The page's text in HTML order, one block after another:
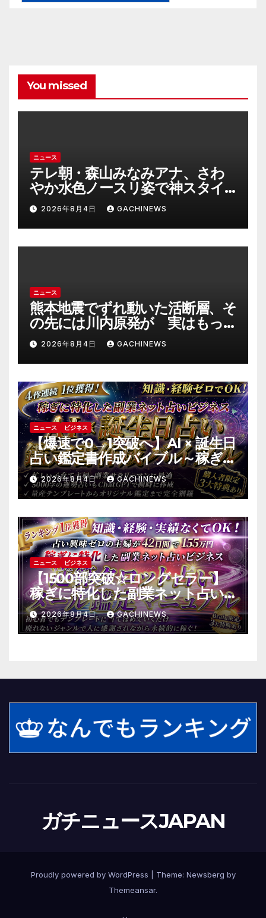
You missed
ニュース
テレ朝・森山みなみアナ、さわ
やか水色ノースリ姿で神スタイ
ル炸裂 「爽やかで可愛い」「最
上級にお似合い」(J-CASTニュー
ス)
2026年8月4日 GACHINEWS
ニュース
熊本地震でずれ動いた活断層、そ
の先には川内原発が 実はもっ
とヤバい事態を起こしそうなリ
スクも(J-CASTニュース)
2026年8月4日 GACHINEWS
ニュース ビジネス
【爆速で0→1突破へ】AI × 誕生日
占い鑑定書作成バイブル～稼ぎ
に特化した副業ネット占いビジ
ネス
2026年8月4日 GACHINEWS
ニュース ビジネス
【1500部突破☆ロングセラー】
稼ぎに特化した副業ネット占い
のバイブル～逆算タロット占い
メール鑑定マニュアル～
2026年8月4日 GACHINEWS
ガチニュースJAPAN
Proudly powered by WordPress Theme: Newsberg by
Themeansar.